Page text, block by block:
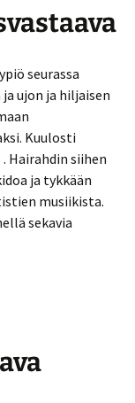
seurassa
ujon ja hiljaisen
Kuulosti
siihen
ja tykkään
musiikista.
sekavia